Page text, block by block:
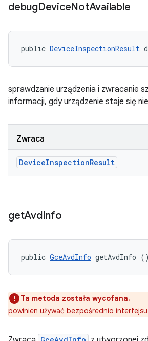
debugDeviceNotAvailable
public DeviceInspectionResult
sprawdzanie urządzenia i zwracanie
informacji, gdy urządzenie staje się
Zwraca
DeviceInspectionResult
getAvdInfo
public GceAvdInfo getAvdInfo ()
Ta metoda została wycofana.
powinien używać bezpośrednio interfejsu